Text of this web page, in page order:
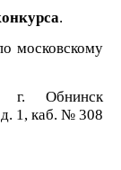
.
московскому
г. Обнинск
1, каб. № 308